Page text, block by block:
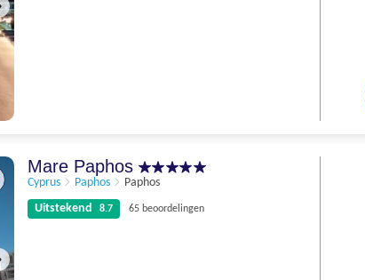
Mare Paphos
Cyprus Paphos
Paphos
Uitstekend
8.7 65 beoordelingen